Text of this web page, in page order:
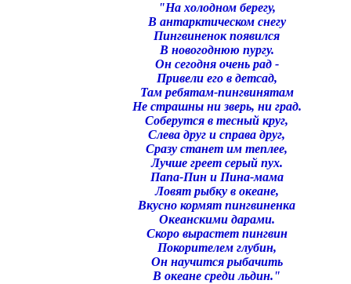
"На холодном берегу,
В антарктическом снегу
Пингвиненок появился
В новогоднюю пургу.
Он сегодня очень рад -
Привели его в детсад,
Там ребятам-пингвинятам
Не страшны ни зверь, ни град.
Соберутся в тесный круг,
Слева друг и справа друг,
Сразу станет им теплее,
Лучше греет серый пух.
Папа-Пин и Пина-мама
Ловят рыбку в океане,
Вкусно кормят пингвиненка
Океанскими дарами.
Скоро вырастет пингвин
Покорителем глубин,
Он научится рыбачить
В океане среди льдин."